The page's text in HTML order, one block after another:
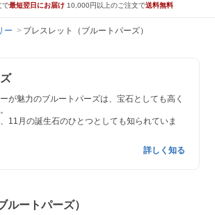
で最短翌日にお届け 10,000円以上のご注文で送料無料
ー ブレスレット（ブルートパーズ）
が魅力のブルートパーズは、宝石としても高く
11月の誕生石のひとつとしても知られていま
詳しく知る
ルートパーズ）